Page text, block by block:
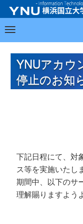
YNUアカウ
停止のお知
下記日程にて、対
ス等を実施いたし
期間中、以下のサ
理解賜りますよう